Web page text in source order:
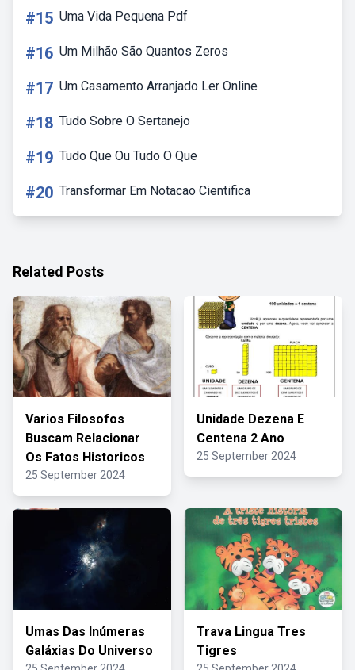
#15 Uma Vida Pequena Pdf
#16 Um Milhão São Quantos Zeros
#17 Um Casamento Arranjado Ler Online
#18 Tudo Sobre O Sertanejo
#19 Tudo Que Ou Tudo O Que
#20 Transformar Em Notacao Cientifica
Related Posts
Varios Filosofos
Buscam Relacionar
Os Fatos Historicos
25 September 2024
Unidade Dezena E
Centena 2 Ano
25 September 2024
Umas Das Inúmeras
Galáxias Do Universo
Trava Lingua Tres
Tigres